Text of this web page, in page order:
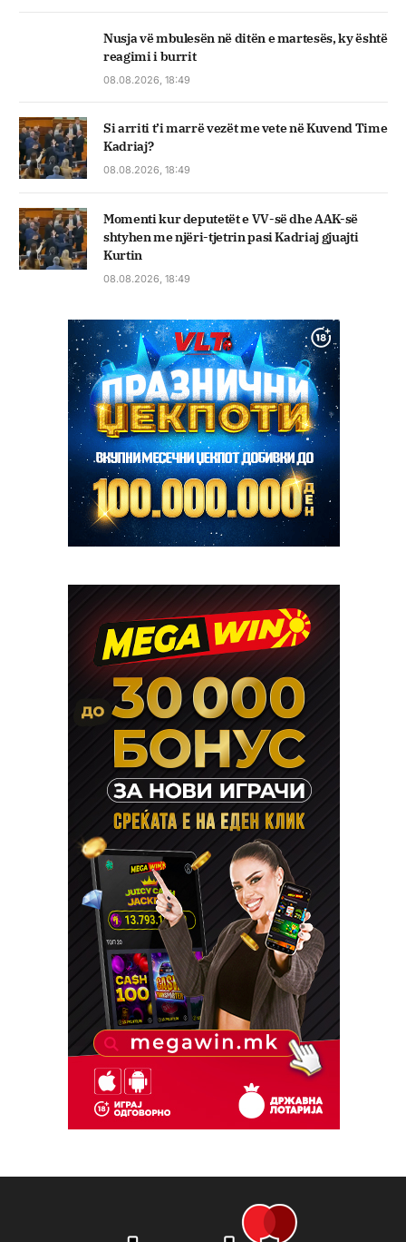
Nusja vë mbulesën në ditën e martesës, ky është
reagimi i burrit
08.08.2026, 18:49
Si arriti t’i marrë vezët me vete në Kuvend Time
Kadriaj?
08.08.2026, 18:49
Momenti kur deputetët e VV-së dhe AAK-së
shtyhen me njëri-tjetrin pasi Kadriaj gjuajti
Kurtin
08.08.2026, 18:49